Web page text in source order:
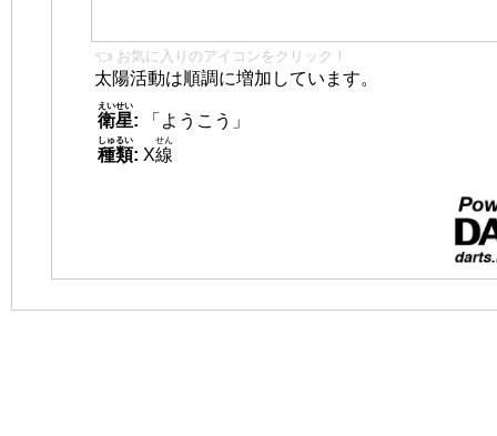
👈 お気に入りのアイコンをクリック！
太陽活動は順調に増加しています。
衛星
えいせい
:
「ようこう」
種類
しゅるい
: X線
せん